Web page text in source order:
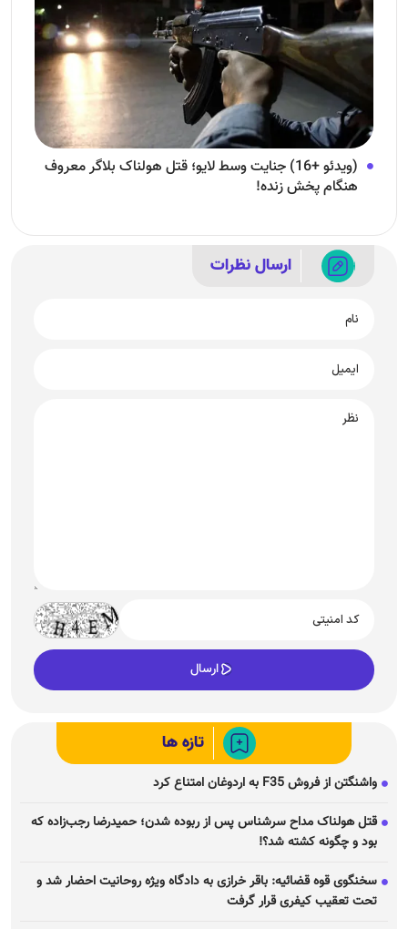
(ویدئو +16) جنایت وسط لایو؛ قتل هولناک بلاگر معروف
هنگام پخش زنده!
ارسال نظرات
تازه ها
واشنگتن از فروش F35 به اردوغان امتناع کرد
قتل هولناک مداح سرشناس پس از ربوده شدن؛ حمیدرضا رجب‌زاده که
بود و چگونه کشته شد؟!
سخنگوی قوه قضائیه: باقر خرازی به دادگاه ویژه روحانیت احضار شد و
تحت تعقیب کیفری قرار گرفت